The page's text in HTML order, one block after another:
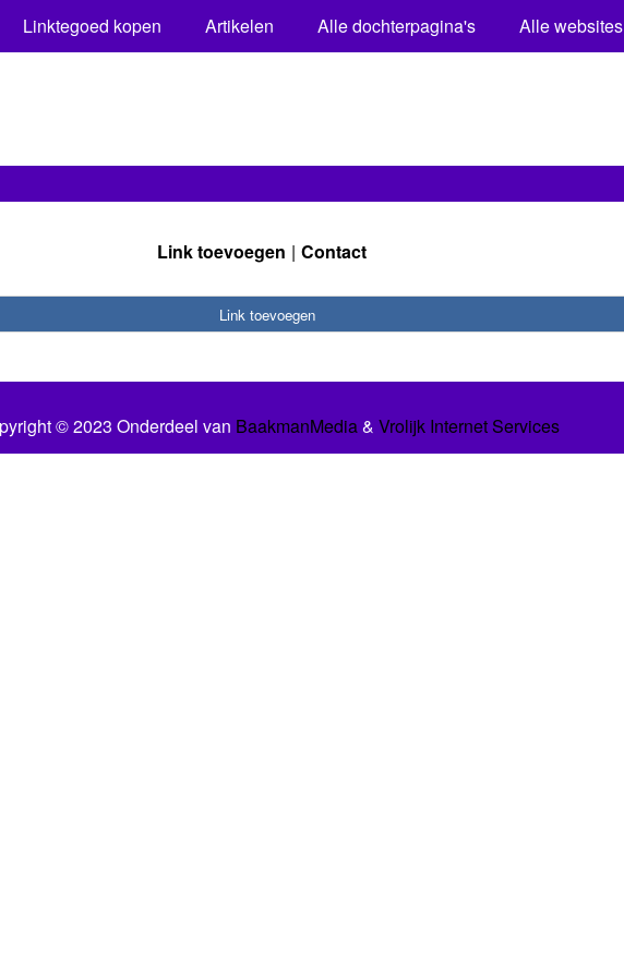
Linktegoed kopen Artikelen Alle dochterpagina's Alle websites
Link toevoegen Contact
Link toevoegen
© 2023 Onderdeel van BaakmanMedia& Vrolijk Internet Services